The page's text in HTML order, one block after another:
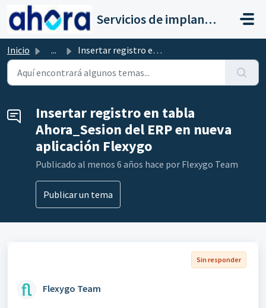
Saltar al contenido principal
Servicios de implantación a clientes de Ahora
Inicio ... Insertar registro en tabla Ahora_Sesion del ERP en nueva ...
Insertar registro en tabla
Ahora_Sesion del ERP en nueva
aplicación Flexygo
Publicado al menos 6 años hace por Flexygo Team
Publicar un tema
Sin responder
Flexygo Team